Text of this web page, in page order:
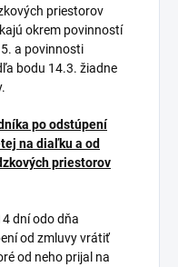
priestorov
okrem povinností
a povinnosti
bodu 14.3. žiadne
po odstúpení
na diaľku a od
priestorov
dní odo dňa
od zmluvy vrátiť
od neho prijal na